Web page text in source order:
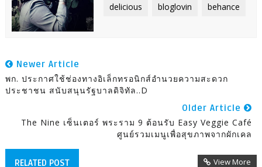
delicious bloglovin behance
Newer Article
พก. ประกาศใช้ช่องทางอิเล็กทรอนิกส์อำนวยความสะดวก
ประชาชน สนับสนุนรัฐบาลดิจิทัล..D
Older Article
The Nine เซ็นเตอร์ พระราม 9 ต้อนรับ Easy Veggie Café
ศูนย์รวมเมนูเพื่อสุขภาพจากผักเคล
RELATED POST View More